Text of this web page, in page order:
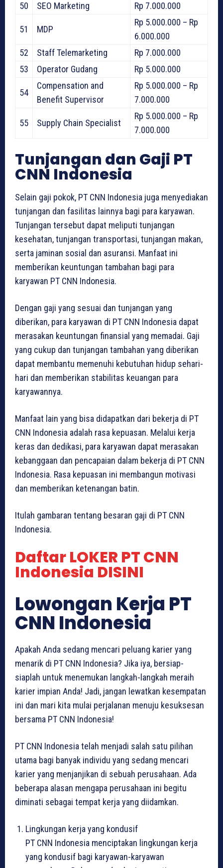
50
SEO Marketing Rp 7.000.000
51 MDP
Rp 5.000.000 – Rp
6.000.000
52
Staff Telemarketing
Rp 7.000.000
53
Operator Gudang Rp 5.000.000
54
Compensation and
Benefit Supervisor
Rp 5.000.000 – Rp
7.000.000
55 Supply Chain Specialist
Rp 5.000.000 – Rp
7.000.000
Tunjangan dan Gaji PT
CNN Indonesia
Selain gaji pokok, PT CNN Indonesia juga menyediakan
tunjangan dan fasilitas lainnya bagi para karyawan.
Tunjangan tersebut dapat meliputi tunjangan
kesehatan, tunjangan transportasi, tunjangan makan,
serta jaminan sosial dan asuransi. Manfaat ini
memberikan keuntungan tambahan bagi para
karyawan PT CNN Indonesia.
Dengan gaji yang sesuai dan tunjangan yang
diberikan, para karyawan di PT CNN Indonesia dapat
merasakan keuntungan finansial yang memadai. Gaji
yang cukup dan tunjangan tambahan yang diberikan
dapat membantu memenuhi kebutuhan hidup sehari-
hari dan memberikan stabilitas keuangan para
karyawannya.
Manfaat lain yang bisa didapatkan dari bekerja di PT
CNN Indonesia adalah rasa kepuasan. Melalui kerja
keras dan dedikasi, para karyawan dapat merasakan
kebanggaan dan pencapaian dalam bekerja di PT CNN
Indonesia. Rasa kepuasan ini membangun motivasi
dan memberikan ketenangan batin.
Itulah gambaran tentang besaran gaji di PT CNN
Indonesia.
Daftar LOKER PT CNN
Indonesia DISINI
Lowongan Kerja PT
CNN Indonesia
Apakah Anda sedang mencari peluang karier yang
menarik di PT CNN Indonesia? Jika iya, bersiap-
siaplah untuk menemukan langkah-langkah meraih
karier impian Anda! Jadi, jangan lewatkan kesempatan
ini dan mari kita mulai perjalanan menuju kesuksesan
bersama PT CNN Indonesia!
PT CNN Indonesia telah menjadi salah satu pilihan
utama bagi banyak individu yang sedang mencari
karier yang menjanjikan di sebuah perusahaan. Ada
beberapa alasan mengapa perusahaan ini begitu
diminati sebagai tempat kerja yang diidamkan.
Lingkungan kerja yang kondusif
PT CNN Indonesia menciptakan lingkungan kerja
yang kondusif bagi karyawan-karyawan